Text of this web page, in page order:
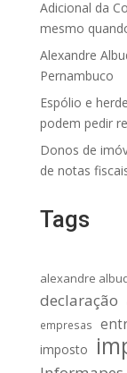
Adicional da
mesmo
Alexandre
Pernambuco
Espólio e
podem pedir
Donos de
de notas
Tags
alexandre
declaração
empresas
imposto